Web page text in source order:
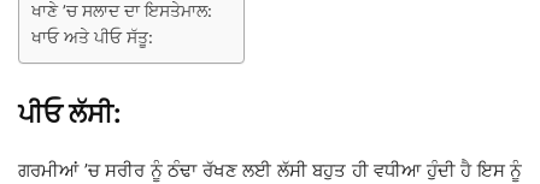
ਖਾਣੇ ’ਚ ਸਲਾਦ ਦਾ ਇਸਤੇਮਾਲ:
ਖਾਓ ਅਤੇ ਪੀਓ ਸੱਤੂ:
ਪੀਓ ਲੱਸੀ:
ਗਰਮੀਆਂ ’ਚ ਸਰੀਰ ਨੂੰ ਠੰਢਾ ਰੱਖਣ ਲਈ ਲੱਸੀ ਬਹੁਤ ਹੀ ਵਧੀਆ ਹੁੰਦੀ ਹੈ ਇਸ ਨੂੰ